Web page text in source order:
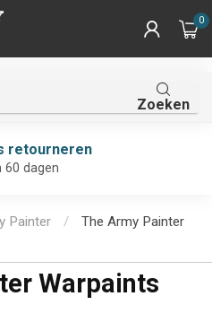
0
Zoeken
assortiment
van Nederland!
Painter /
The Army Painter
Warpaints